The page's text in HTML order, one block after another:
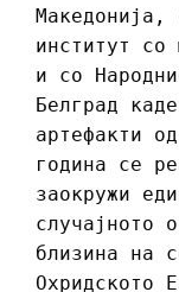
Македонија,
институт со
и со
Белград
артефакти
година се
заокружи
случајното
близина на
Охридското